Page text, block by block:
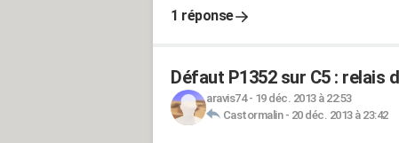
1 réponse
Défaut P1352 sur C5 : relais
aravis74- 19 déc. 2013 à 22:53
Castormalin- 20 déc. 2013 à 23:42